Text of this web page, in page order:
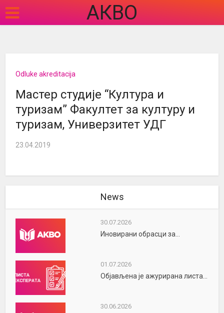
АКВО
Odluke akreditacija
Мастер студије “Култура и
туризам” Факултет за културу и
туризам, Универзитет УДГ
23.04.2019
News
30.07.2026
Иновирани обрасци за...
01.07.2026
Објављена је ажурирана листа...
30.06.2026